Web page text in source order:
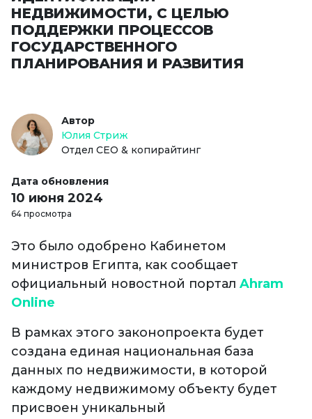
НЕДВИЖИМОСТИ, С ЦЕЛЬЮ
ПОДДЕРЖКИ ПРОЦЕССОВ
ГОСУДАРСТВЕННОГО
ПЛАНИРОВАНИЯ И РАЗВИТИЯ
Автор
Юлия Стриж
Отдел СЕО & копирайтинг
Дата обновления
10 июня 2024
64 просмотра
Это было одобрено Кабинетом
министров Египта, как сообщает
официальный новостной портал Ahram
Online
В рамках этого законопроекта будет
создана единая национальная база
данных по недвижимости, в которой
каждому недвижимому объекту будет
присвоен уникальный